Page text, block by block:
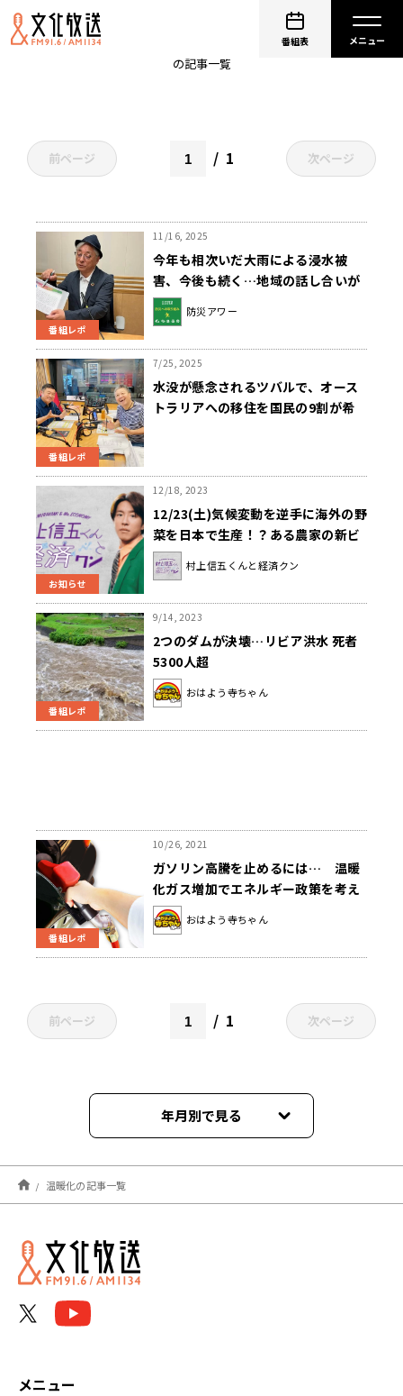
番組表
の記事一覧
前ページ 1 次ページ
番組レポ
11/16, 2025
今年も相次いだ大雨による浸水被
害、今後も続く…地域の話し合いが
重要！
防災アワー
番組レポ
7/25, 2025
水没が懸念されるツバルで、オース
トラリアへの移住を国民の9割が希
お知らせ
12/18, 2023
12/23(土)気候変動を逆手に海外の野
菜を日本で生産！？ある農家の新ビ
ジネス『村上信五くんと経済クン』
村上信五くんと経済クン
番組レポ
9/14, 2023
2つのダムが決壊…リビア洪水 死者
5300人超
おはよう寺ちゃん
番組レポ
10/26, 2021
ガソリン高騰を止めるには… 温暖
化ガス増加でエネルギー政策を考え
る ～10月26日「おはよう寺ちゃ
ん」
おはよう寺ちゃん
前ページ 1 次ページ
年月別で見る
2025年11月
2025年07月
2023年12月
温暖化の記事一覧
メニュー